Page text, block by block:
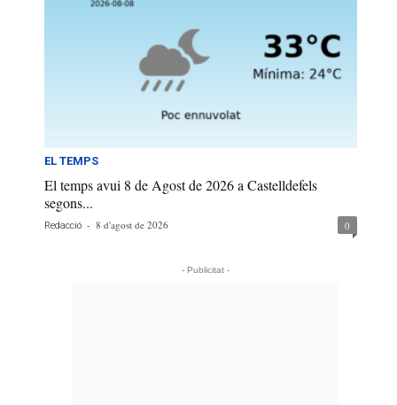
EL TEMPS
El temps avui 8 de Agost de 2026 a Castelldefels
segons...
Redacció - 8 d'agost de 2026 0
- Publicitat -